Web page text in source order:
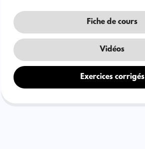
Fiche de cours
Vidéos
Exercices corrigés